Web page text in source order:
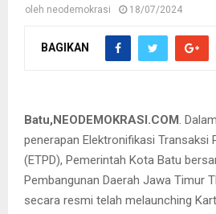
oleh neodemokrasi 18/07/2024
BAGIKAN
Batu,NEODEMOKRASI.COM.
penerapan Elektronifikasi Transaksi
(ETPD), Pemerintah Kota Batu
Pembangunan Daerah Jawa Timur
secara resmi telah melaunching